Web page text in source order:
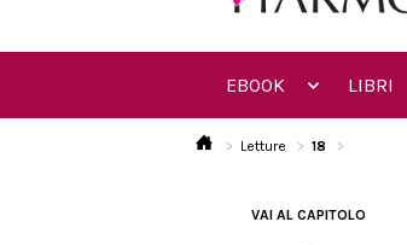
EBOOK LIBRI
Letture 18
VAI AL CAPITOLO